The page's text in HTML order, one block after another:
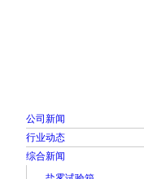
公司新闻
行业动态
综合新闻